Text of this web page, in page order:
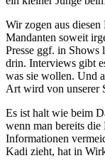
Wir zogen aus
Mandanten soweit
Presse ggf. in Shows
drin. Interviews gibt
was sie wollen. Und
Art wird von unserer
Es ist halt wie beim
wenn man bereits die
Informationen
Kadi zieht, hat in